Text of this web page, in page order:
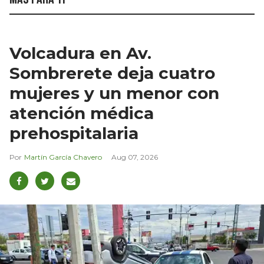
Volcadura en Av.
Sombrerete deja cuatro
mujeres y un menor con
atención médica
prehospitalaria
Martín García Chavero Aug 07, 2026